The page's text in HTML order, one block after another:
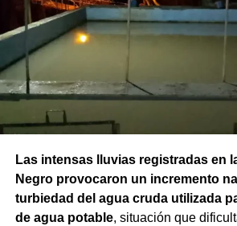
Las intensas lluvias registradas en
Negro provocaron un incremento
turbiedad del agua cruda utilizada
de agua potable, situación que